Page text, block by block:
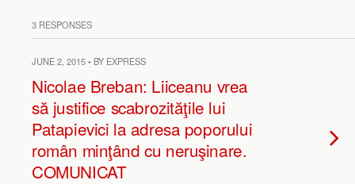
3 RESPONSES
JUNE 2, 2015 • BY EXPRESS
Nicolae Breban: Liiceanu vrea
să justifice scabrozităţile lui
Patapievici la adresa poporului
român minţând cu neruşinare.
COMUNICAT